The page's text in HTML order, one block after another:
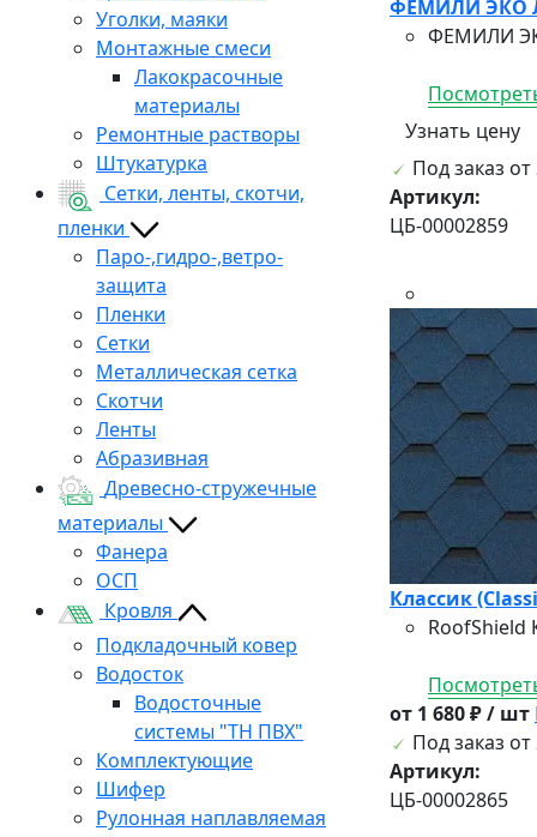
Уголки, маяки
Монтажные смеси
Лакокрасочные
материалы
Ремонтные растворы
Штукатурка
Сетки, ленты, скотчи,
пленки
Паро-,гидро-,ветро-
защита
Пленки
Сетки
Металлическая сетка
Скотчи
Ленты
Абразивная
Древесно-стружечные
материалы
Фанера
ОСП
Кровля
Подкладочный ковер
Водосток
Водосточные
системы "ТН ПВХ"
Комплектующие
Шифер
Рулонная наплавляемая
ФЕМИЛИ ЭКО
ФЕМИЛИ
Узнать цену
Под заказ от
Артикул:
ЦБ-00002859
Классик
RoofShield
от 1 680 ₽ / шт
Под заказ от
Артикул:
ЦБ-00002865